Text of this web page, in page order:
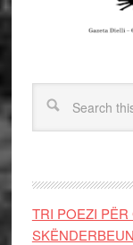
TRI POEZI
SKËNDERBEUN